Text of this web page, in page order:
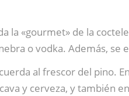
la «gourmet» de la
o vodka. Además, se
al frescor del pino.
y cerveza, y también